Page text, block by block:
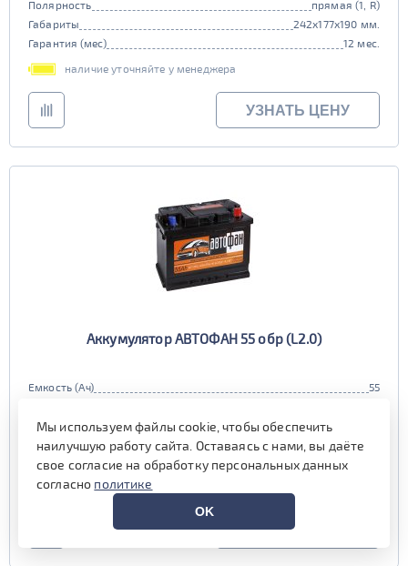
Полярность
прямая (1, R)
Габариты
242x177x190 мм.
Гарантия (мес)
12 мес.
наличие уточняйте у менеджера
УЗНАТЬ ЦЕНУ
Аккумулятор АВТОФАН 55 обр (L2.0)
Емкость (Ач)
55
Полярность
обратная (0, L)
Габариты
242x177x190 мм.
Гарантия (мес)
наличие уточняйте у менеджера
УЗНАТЬ ЦЕНУ
Мы используем файлы cookie, чтобы обеспечить
наилучшую работу сайта. Оставаясь с нами, вы даёте
свое согласие на обработку персональных данных
согласно политике
OK